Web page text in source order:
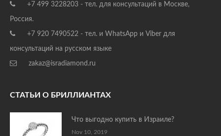
+7 499 3228203 - тел. для консультаций в Москве,
Россия.
+7 920 7490522 - тел. и WhatsApp и Viber для
консультаций на русском языке
zakaz@isradiamond.ru
СТАТЬИ О БРИЛЛИАНТАХ
Что выгодно купить в Израиле?
Nov 10, 2019